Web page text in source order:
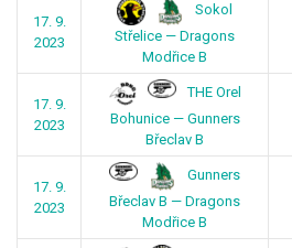
17. 9.
2023
Sokol
Střelice — Dragons
Modřice B
17. 9.
2023
THE Orel
Bohunice — Gunners
Břeclav B
17. 9.
2023
Gunners
Břeclav B — Dragons
Modřice B